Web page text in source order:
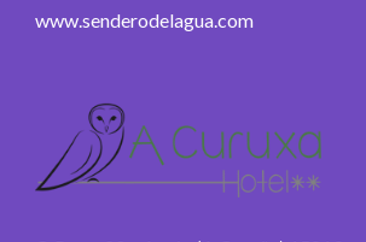
www.senderodelagua.com